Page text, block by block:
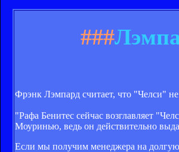
###
Фрэнк Лэмпард считает, что "Челси"
"Рафа Бенитес сейчас возглавляет
Моуринью, ведь он действительно
Если мы получим менеджера на